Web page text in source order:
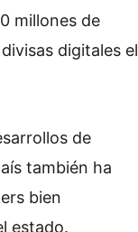
millones de
digitales el
de
también ha
bien
estado.